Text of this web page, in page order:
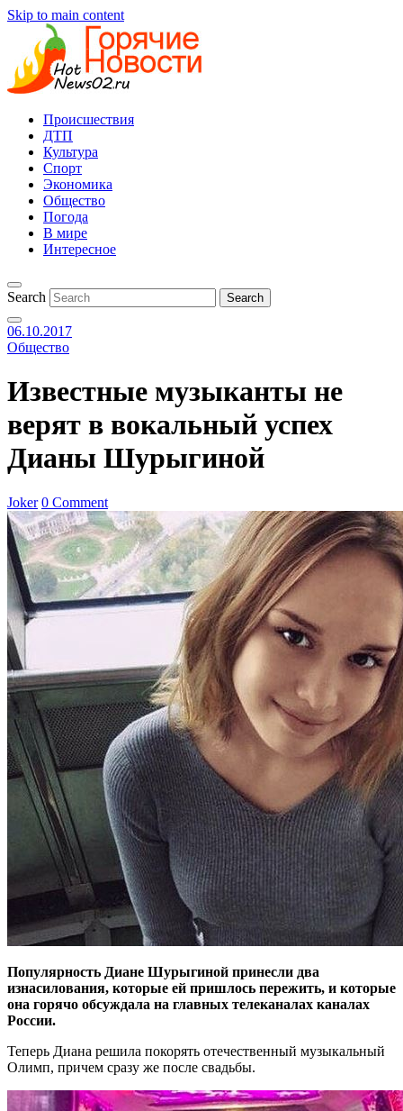
Skip to main content
Происшествия
ДТП
Культура
Спорт
Экономика
Общество
Погода
В мире
Интересное
Search
06.10.2017
Общество
Известные музыканты не
верят в вокальный успех
Дианы Шурыгиной
Joker 0 Comment
Популярность Диане Шурыгиной принесли два
изнасилования, которые ей пришлось пережить, и которые
она горячо обсуждала на главных телеканалах каналах
России.
Теперь Диана решила покорять отечественный музыкальный
Олимп, причем сразу же после свадьбы.